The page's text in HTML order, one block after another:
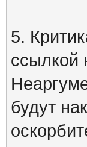
5.
ссылкой
будут